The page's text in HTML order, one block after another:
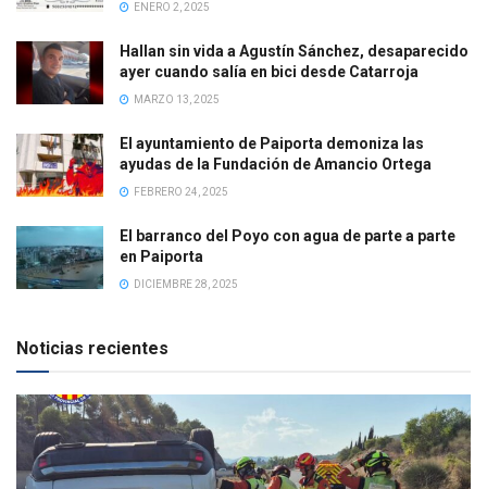
ENERO 2, 2025
Hallan sin vida a Agustín Sánchez, desaparecido
ayer cuando salía en bici desde Catarroja
MARZO 13, 2025
El ayuntamiento de Paiporta demoniza las
ayudas de la Fundación de Amancio Ortega
FEBRERO 24, 2025
El barranco del Poyo con agua de parte a parte
en Paiporta
DICIEMBRE 28, 2025
Noticias recientes